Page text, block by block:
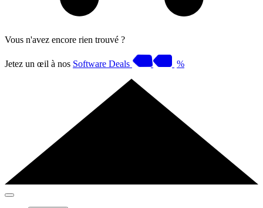
Vous n'avez encore rien trouvé ?
Jetez un œil à nos Software Deals %